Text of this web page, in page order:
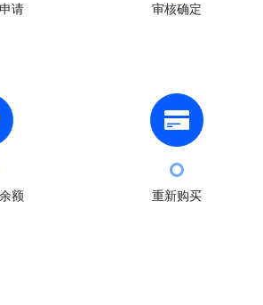
请 审核确定
额 重新购买